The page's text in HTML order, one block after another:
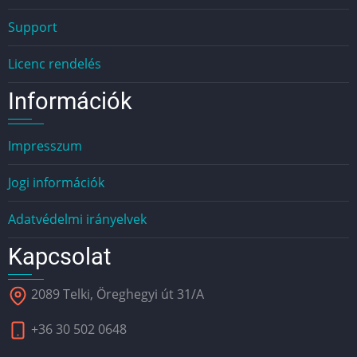
Support
Licenc rendelés
Információk
Impresszum
Jogi információk
Adatvédelmi irányelvek
Kapcsolat
2089 Telki, Öreghegyi út 31/A
+36 30 502 0648